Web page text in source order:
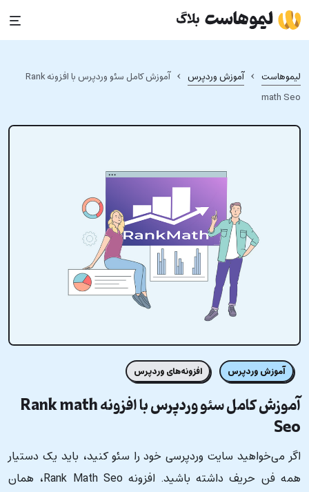
Skip
to
content
لیموهاست › آموزش وردپرس ›
آموزش کامل سئو وردپرس با افزونه Rank
math Seo
آموزش وردپرس افزونه‌های وردپرس
آموزش کامل سئو وردپرس با افزونه Rank math
Seo
اگر می‌خواهید سایت وردپرسی خود را سئو کنید، باید یک دستیار
همه فن حریف داشته باشید. افزونه Rank Math Seo، همان